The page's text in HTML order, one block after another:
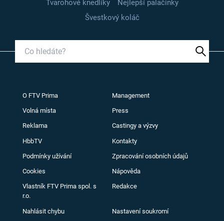
Tvarohové knedlíky
Nejlepší palačinky
Švestkový koláč
O FTV Prima Management
Volná místa Press
Reklama Castingy a výzvy
HbbTV Kontakty
Podmínky užívání Zpracování osobních údajů
Cookies Nápověda
Vlastník FTV Prima spol. s
r.o.
Redakce
Nahlásit chybu Nastavení soukromí